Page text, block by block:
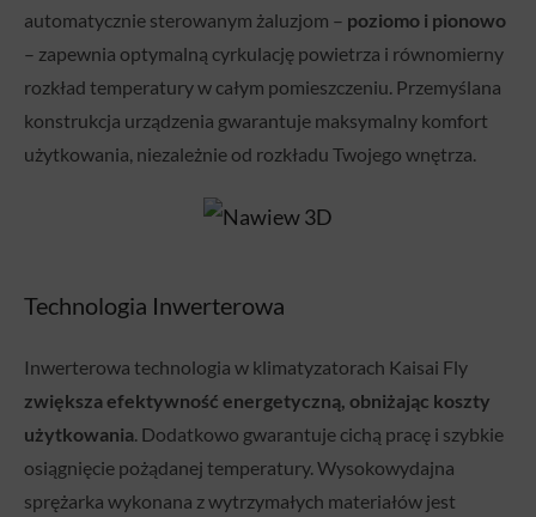
automatycznie sterowanym żaluzjom – poziomo i pionowo
– zapewnia optymalną cyrkulację powietrza i równomierny
rozkład temperatury w całym pomieszczeniu. Przemyślana
konstrukcja urządzenia gwarantuje maksymalny komfort
użytkowania, niezależnie od rozkładu Twojego wnętrza.
Technologia Inwerterowa
Inwerterowa technologia w klimatyzatorach Kaisai Fly
zwiększa efektywność energetyczną, obniżając koszty
użytkowania. Dodatkowo gwarantuje cichą pracę i szybkie
osiągnięcie pożądanej temperatury. Wysokowydajna
sprężarka wykonana z wytrzymałych materiałów jest